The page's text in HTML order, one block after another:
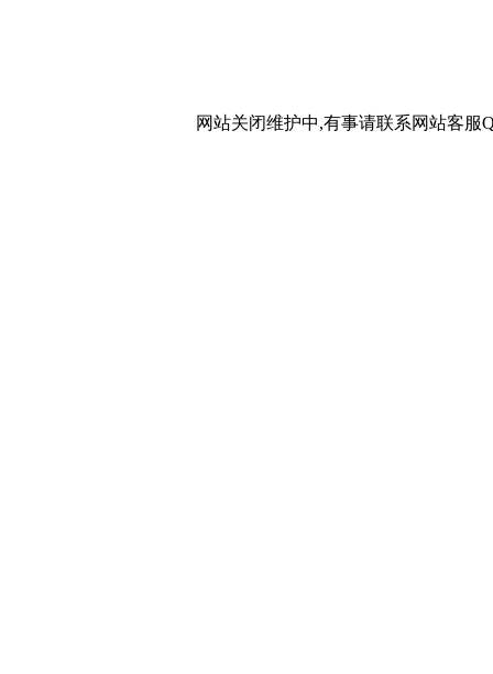
网站关闭维护中,有事请联系网站客服